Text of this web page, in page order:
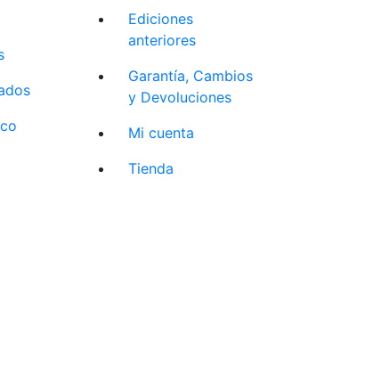
Ediciones
anteriores
Garantía, Cambios
y Devoluciones
Mi cuenta
Tienda